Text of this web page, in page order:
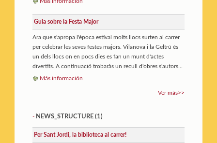
Guia sobre la Festa Major
Ara que s'apropa l'època estival molts llocs surten al carrer
per celebrar les seves festes majors. Vilanova i la Geltrú és
un dels llocs on en pocs dies es fan un munt d'actes
divertits. A continuació trobaràs un recull d'obres s'autors...
Más información
Ver más>>
- NEWS_STRUCTURE (1)
Per Sant Jordi, la biblioteca al carrer!